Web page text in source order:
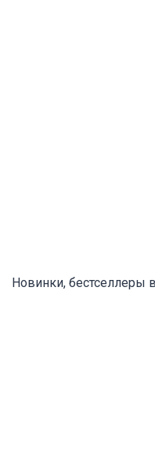
Новинки, бестселлеры